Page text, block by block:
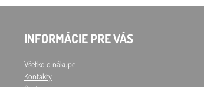
INFORMÁCIE PRE VÁS
Všetko o nákupe
Kontakty